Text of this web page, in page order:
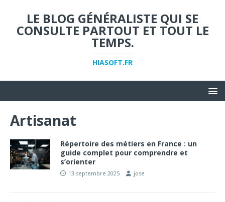
LE BLOG GÉNÉRALISTE QUI SE
CONSULTE PARTOUT ET TOUT LE
TEMPS.
HIASOFT.FR
Artisanat
Répertoire des métiers en France : un
guide complet pour comprendre et
s’orienter
13 septembre 2025 jose